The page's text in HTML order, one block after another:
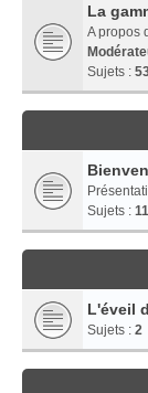
La
A propos
Sujets :
Sujets : 11
L'éveil
Sujets : 2